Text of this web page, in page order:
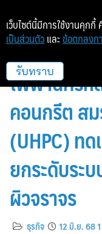
CPAC ในเค
ไฟฟ้านครห
คอนกรีต ส
(UHPC) ท
ยกระดับระ
ผิวจราจร
ธุรกิจ 12 มิ.ย. 68
เว็บไซต์นี้มีการใช้งานคุกกี้
เป็นส่วนตัว และ ข้อตกลงก
รับทราบ